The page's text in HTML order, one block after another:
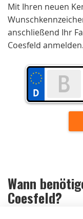
Mit Ihren neuen
anschließend Ihr
Coesfeld anmelden.
Wann
Coesfeld?